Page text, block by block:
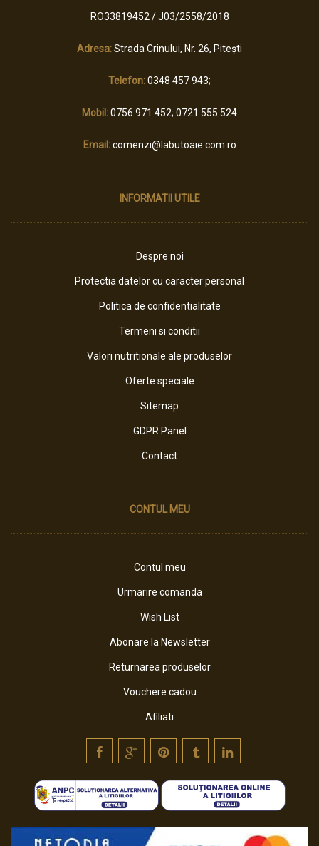
RO33819452 / J03/2558/2018
Adresa:Strada Crinului, Nr. 26, Pitești
Telefon:0348 457 943;
Mobil:0756 971 452; 0721 555 524
Email:comenzi@labutoaie.com.ro
INFORMATII UTILE
Despre noi
Protectia datelor cu caracter personal
Politica de confidentialitate
Termeni si conditii
Valori nutritionale ale produselor
Oferte speciale
Sitemap
GDPR Panel
Contact
CONTUL MEU
Contul meu
Urmarire comanda
Wish List
Abonare la Newsletter
Returnarea produselor
Vouchere cadou
Afiliati